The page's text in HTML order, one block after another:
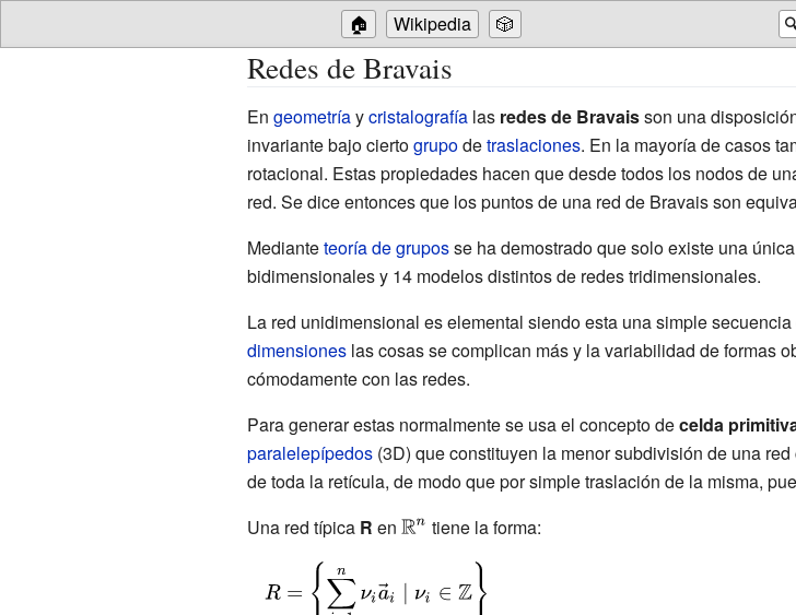
🏠 Wikipedia 🎲
Redes de Bravais
En geometríaycristalografíalas redes de Bravaisson una
invariante bajo ciertogrupodetraslaciones. En la mayoría de casos
rotacional. Estas propiedades hacen que desde todos los nodos de
red. Se dice entonces que los puntos de una red de Bravais son
Medianteteoría de gruposse ha demostrado que solo existe una
bidimensionales y 14 modelos distintos de redes tridimensionales.
La red unidimensional es elemental siendo esta una simple
dimensioneslas cosas se complican más y la variabilidad de formas
cómodamente con las redes.
Para generar estas normalmente se usa el concepto decelda
paralelepípedos(3D) que constituyen la menor subdivisión de una
de toda la retícula, de modo que por simple traslación de la misma,
Una red típica R en {\displaystyle
^{n}}
tiene la forma:
{\displaystyle
R=\left\{\sum